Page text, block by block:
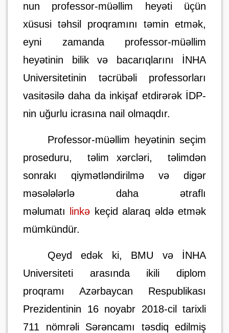
nun professor-müəllim heyəti üçün
xüsusi təhsil proqramını təmin etmək,
eyni zamanda professor-müəllim
heyətinin bilik və bacarıqlarını İNHA
Universitetinin təcrübəli professorları
vasitəsilə daha da inkişaf etdirərək İDP-
nin uğurlu icrasına nail olmaqdır.
Professor-müəllim heyətinin seçim
proseduru,
təlim xərcləri,
təlimdən
sonrakı qiymətləndirilmə və digər
məsələlərlə daha ətraflı
məlumatı
linkə keçid alaraq əldə etmək
mümkündür.
Qeyd edək ki, BMU və İNHA
Universiteti arasında ikili diplom
proqramı Azərbaycan Respublikası
Prezidentinin 16 noyabr 2018-cil tarixli
711 nömrəli Sərəncamı təsdiq edilmiş